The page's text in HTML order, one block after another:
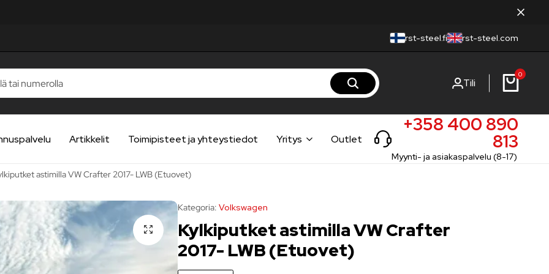
rst-steel.fi rst-steel.com
Tili
0
Artikkelit Toimipisteet ja yhteystiedot Yritys Outlet
+358 400 890
813
Myynti- ja asiakaspalvelu (8-17)
astimilla VW Crafter 2017- LWB (Etuovet)
Kategoria: Volkswagen
Kylkiputket astimilla VW Crafter
2017- LWB (Etuovet)